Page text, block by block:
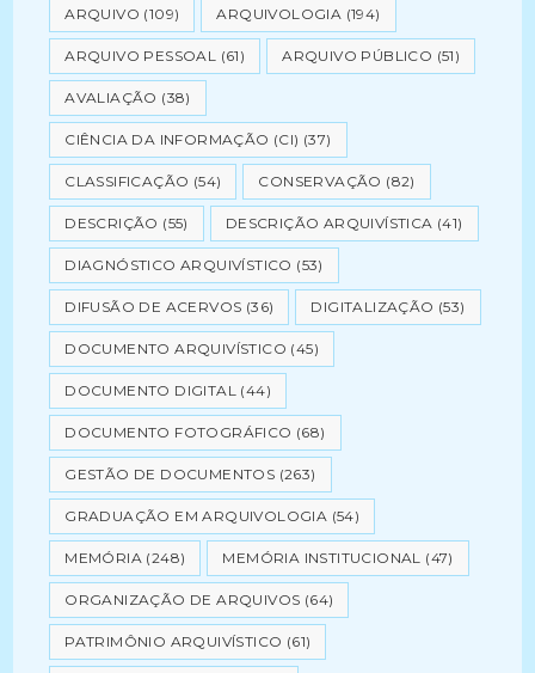
ARQUIVO (109) ARQUIVOLOGIA (194)
ARQUIVO PESSOAL (61) ARQUIVO PÚBLICO (51)
AVALIAÇÃO (38)
CIÊNCIA DA INFORMAÇÃO (CI) (37)
CLASSIFICAÇÃO (54) CONSERVAÇÃO (82)
DESCRIÇÃO (55) DESCRIÇÃO ARQUIVÍSTICA (41)
DIAGNÓSTICO ARQUIVÍSTICO (53)
DIFUSÃO DE ACERVOS (36) DIGITALIZAÇÃO (53)
DOCUMENTO ARQUIVÍSTICO (45)
DOCUMENTO DIGITAL (44)
DOCUMENTO FOTOGRÁFICO (68)
GESTÃO DE DOCUMENTOS (263)
GRADUAÇÃO EM ARQUIVOLOGIA (54)
MEMÓRIA (248) MEMÓRIA INSTITUCIONAL (47)
ORGANIZAÇÃO DE ARQUIVOS (64)
PATRIMÔNIO ARQUIVÍSTICO (61)